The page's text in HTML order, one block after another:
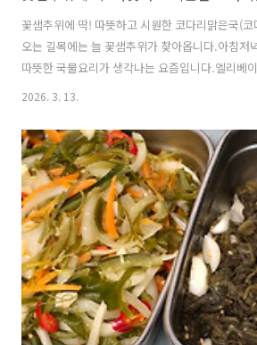
꽃샘추위에 딱! 따뜻하고 시원한 코다리맑은국(
오는 길목에는 늘 꽃샘추위가 찾아옵니다.아침저
따뜻한 국물요리가 생각나는 요즘입니다.엘리베
건네준 코다리 한 마리 덕분에달달한 무를 넣어 시
식재료로비린내가 적고 담백하면서도 깊은 맛이
주 활용됩니다.특히 무와 함께 끓이면 시원하고
해장국이나 집밥 국물요리로도 아주 좋은 메뉴입
시피▶ 재료 Ingredients코다리 1마리 (1
150g (150g Korean radish)대파 1/2대 (1/2 gr..
2026. 3. 13.